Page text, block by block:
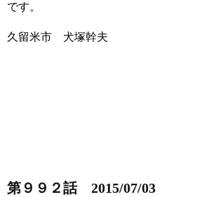
です。
久留米市 犬塚幹夫
第９９２話 2015/07/03